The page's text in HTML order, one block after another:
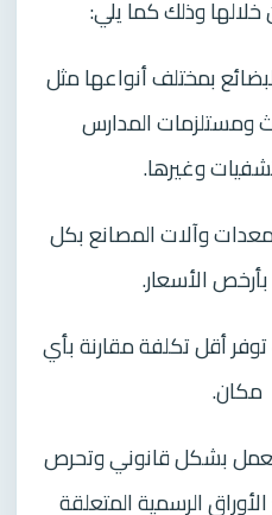
وذلك كما يلي:
بمختلف أنواعها مثل
ومستلزمات المدارس
وغيرها.
وآلات المصانع بكل
الأسعار.
أقل تكلفة مقارنة بأي
مكان.
بشكل قانوني وتحرص
الرسمية المتعلقة